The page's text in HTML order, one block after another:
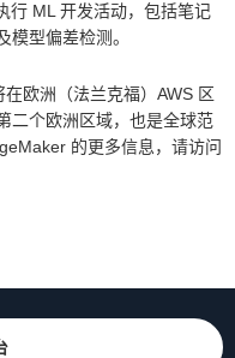
行 ML 开发活动，包括笔记
模型偏差检测。
欧洲（法兰克福）AWS 区
二个欧洲区域，也是全球范
的更多信息，请访问